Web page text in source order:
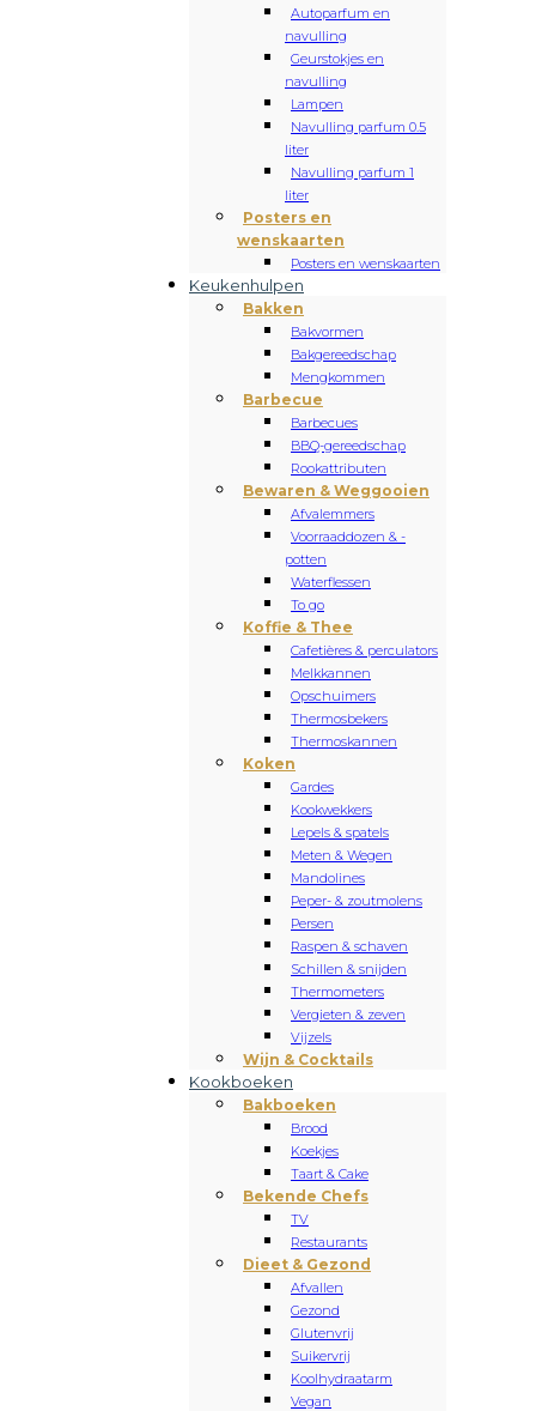
Autoparfum en
navulling
Geurstokjes en
navulling
Lampen
Navulling parfum 0.5
liter
Navulling parfum 1
liter
Posters en
wenskaarten
Posters en wenskaarten
Keukenhulpen
Bakken
Bakvormen
Bakgereedschap
Mengkommen
Barbecue
Barbecues
BBQ-gereedschap
Rookattributen
Bewaren & Weggooien
Afvalemmers
Voorraaddozen & -
potten
Waterflessen
To go
Koffie & Thee
Cafetières & perculators
Melkkannen
Opschuimers
Thermosbekers
Thermoskannen
Koken
Gardes
Kookwekkers
Lepels & spatels
Meten & Wegen
Mandolines
Peper- & zoutmolens
Persen
Raspen & schaven
Schillen & snijden
Thermometers
Vergieten & zeven
Vijzels
Wijn & Cocktails
Kookboeken
Bakboeken
Brood
Koekjes
Taart & Cake
Bekende Chefs
TV
Restaurants
Dieet & Gezond
Afvallen
Gezond
Glutenvrij
Suikervrij
Koolhydraatarm
Vegan